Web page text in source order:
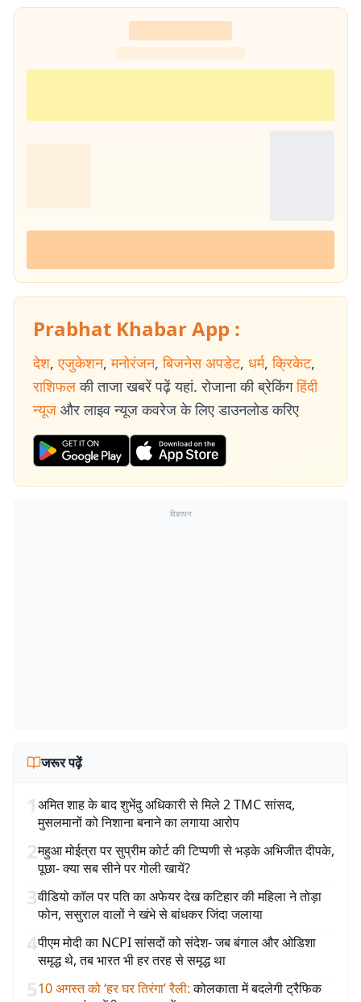
Prabhat Khabar App :
देश, एजुकेशन, मनोरंजन, बिजनेस अपडेट, धर्म, क्रिकेट,
राशिफल की ताजा खबरें पढ़ें यहां. रोजाना की ब्रेकिंग हिंदी
न्यूज और लाइव न्यूज कवरेज के लिए डाउनलोड करिए
विज्ञापन
जरूर पढ़ें
1अमित शाह के बाद शुभेंदु अधिकारी से मिले 2 TMC सांसद,
मुसलमानों को निशाना बनाने का लगाया आरोप
2महुआ मोईत्रा पर सुप्रीम कोर्ट की टिप्पणी से भड़के अभिजीत दीपके,
पूछा- क्या सब सीने पर गोली खायें?
3वीडियो कॉल पर पति का अफेयर देख कटिहार की महिला ने तोड़ा
फोन, ससुराल वालों ने खंभे से बांधकर जिंदा जलाया
4पीएम मोदी का NCPI सांसदों को संदेश- जब बंगाल और ओडिशा
समृद्ध थे, तब भारत भी हर तरह से समृद्ध था
510 अगस्त को ‘हर घर तिरंगा’ रैली: कोलकाता में बदलेगी ट्रैफिक